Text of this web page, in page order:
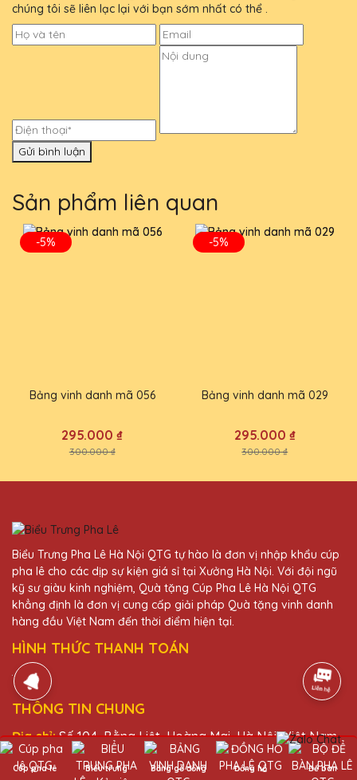
chúng tôi sẽ liên lạc lại với bạn sớm nhất có thể .
Gửi bình luận
Sản phẩm liên quan
-5%
Bảng vinh danh mã 056
295.000 ₫
300.000 ₫
-5%
Bảng vinh danh mã 029
295.000 ₫
300.000 ₫
Cúp pha lê Biểu trưng Bảng gỗ đồng Đồng hồ Để bàn
Biểu Trưng Pha Lê Hà Nội QTG tự hào là đơn vị nhập khẩu cúp
pha lê cho các dịp sự kiện giá sỉ tại Xưởng Hà Nội. Với đội ngũ
kỹ sư giàu kinh nghiệm, Quà tặng Cúp Pha Lê Hà Nội QTG
khẳng định là đơn vị cung cấp giải pháp Quà tặng vinh danh
hàng đầu Việt Nam đến thời điểm hiện tại.
HÌNH THỨC THANH TOÁN
THÔNG TIN CHUNG
Địa chỉ:Số 104, Bằng Liệt, Hoàng Mai, Hà Nội, Việt Nam
Điện thoại:0931050068